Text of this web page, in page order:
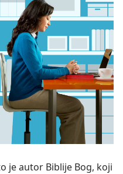
je autor Biblije Bog, koji